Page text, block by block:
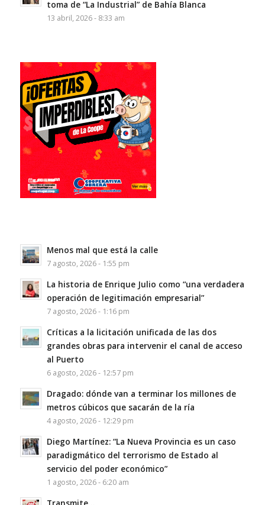
toma de “La Industrial” de Bahía Blanca
13 abril, 2026 - 8:33 am
Menos mal que está la calle
7 agosto, 2026 - 1:55 pm
La historia de Enrique Julio como “una verdadera
operación de legitimación empresarial”
7 agosto, 2026 - 1:16 pm
Críticas a la licitación unificada de las dos
grandes obras para intervenir el canal de acceso
al Puerto
6 agosto, 2026 - 12:57 pm
Dragado: dónde van a terminar los millones de
metros cúbicos que sacarán de la ría
4 agosto, 2026 - 12:29 pm
Diego Martínez: “La Nueva Provincia es un caso
paradigmático del terrorismo de Estado al
servicio del poder económico”
1 agosto, 2026 - 6:20 am